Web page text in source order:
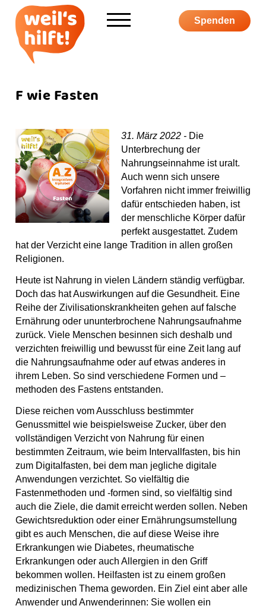
Spenden
Informieren
S
u
c
e
F
a
c
e
o
k
a
r
a
m
Y
o
u
e
P
o
d
c
t
S
h
p
F wie Fasten
31. März 2022 -Die
Unterbrechung der
Nahrungseinnahme ist uralt.
Auch wenn sich unsere
Vorfahren nicht immer freiwillig
dafür entschieden haben, ist
der menschliche Körper dafür
perfekt ausgestattet. Zudem
hat der Verzicht eine lange Tradition in allen großen
Religionen.
Heute ist Nahrung in vielen Ländern ständig verfügbar.
Doch das hat Auswirkungen auf die Gesundheit. Eine
Reihe der Zivilisationskrankheiten gehen auf falsche
Ernährung oder ununterbrochene Nahrungsaufnahme
zurück. Viele Menschen besinnen sich deshalb und
verzichten freiwillig und bewusst für eine Zeit lang auf
die Nahrungsaufnahme oder auf etwas anderes in
ihrem Leben. So sind verschiedene Formen und –
methoden des Fastens entstanden.
Diese reichen vom Ausschluss bestimmter
Genussmittel wie beispielsweise Zucker, über den
vollständigen Verzicht von Nahrung für einen
bestimmten Zeitraum, wie beim Intervallfasten, bis hin
zum Digitalfasten, bei dem man jegliche digitale
Anwendungen verzichtet. So vielfältig die
Fastenmethoden und -formen sind, so vielfältig sind
auch die Ziele, die damit erreicht werden sollen. Neben
Gewichtsreduktion oder einer Ernährungsumstellung
gibt es auch Menschen, die auf diese Weise ihre
Erkrankungen wie Diabetes, rheumatische
Erkrankungen oder auch Allergien in den Griff
bekommen wollen. Heilfasten ist zu einem großen
medizinischen Thema geworden. Ein Ziel eint aber alle
Anwender und Anwenderinnen: Sie wollen ein